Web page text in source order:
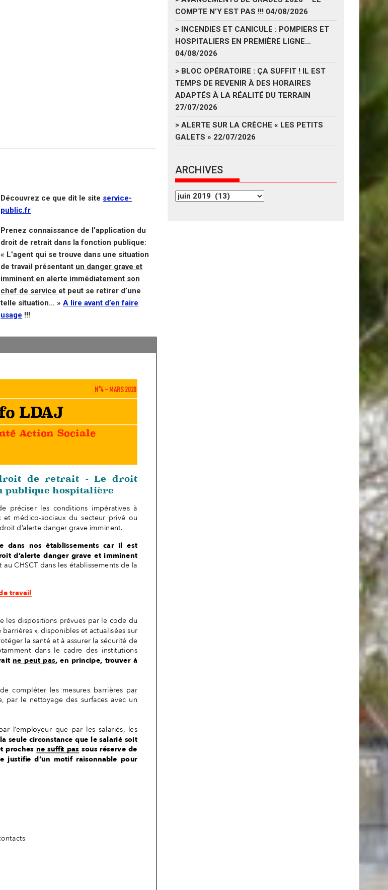
Découvrez ce que dit le site service-
public.fr
Prenez connaissance de l’application du
droit de retrait dans la fonction publique:
« L’agent qui se trouve dans une situation
de travail présentant un danger grave et
imminent en alerte immédiatement son
chef de service et peut se retirer d’une
telle situation… »A lire avant d’en faire
usage !!!
COMPTE N’Y EST PAS !!! 04/08/2026
> INCENDIES ET CANICULE : POMPIERS ET
HOSPITALIERS EN PREMIÈRE LIGNE…
04/08/2026
> BLOC OPÉRATOIRE : ÇA SUFFIT ! IL EST
TEMPS DE REVENIR À DES HORAIRES
ADAPTÉS À LA RÉALITÉ DU TERRAIN
27/07/2026
> ALERTE SUR LA CRÈCHE « LES PETITS
GALETS » 22/07/2026
ARCHIVES